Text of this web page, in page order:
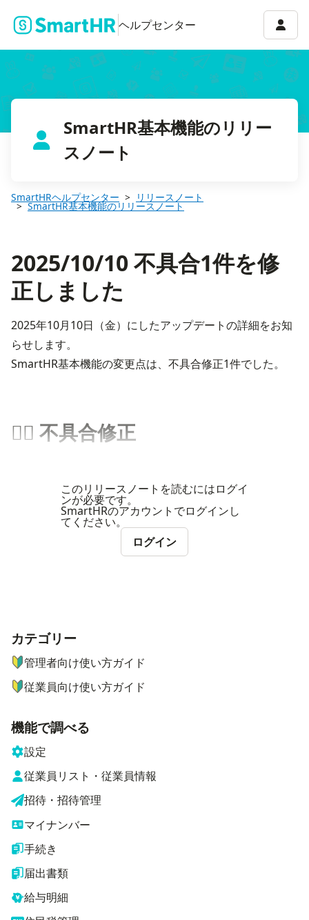
ヘルプセンター アカ
SmartHR基本機能のリリー
スノート
SmartHRヘルプセンター リリースノート
SmartHR基本機能のリリースノート
2025/10/10 不具合1件を修
正しました
2025年10月10日（金）にしたアップデートの詳細をお知
らせします。
SmartHR基本機能の変更点は、不具合修正1件でした。
👨‍⚕️ 不具合修正
このリリースノートを読むにはログイ
ンが必要です。
SmartHRのアカウントでログインし
てください。
ログイン
ナビゲーションメニュー
カテゴリー
管理者向け使い方ガイド
従業員向け使い方ガイド
機能で調べる
設定
従業員リスト・従業員情報
招待・招待管理
マイナンバー
手続き
届出書類
給与明細